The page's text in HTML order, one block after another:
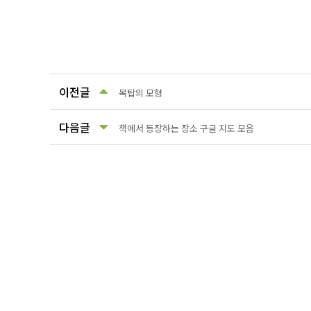
이전글 목탑의 모형
다음글 책에서 등장하는 장소 구글 지도 모음